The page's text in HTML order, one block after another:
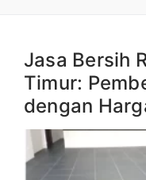
Jasa Bersih
Timur:
dengan